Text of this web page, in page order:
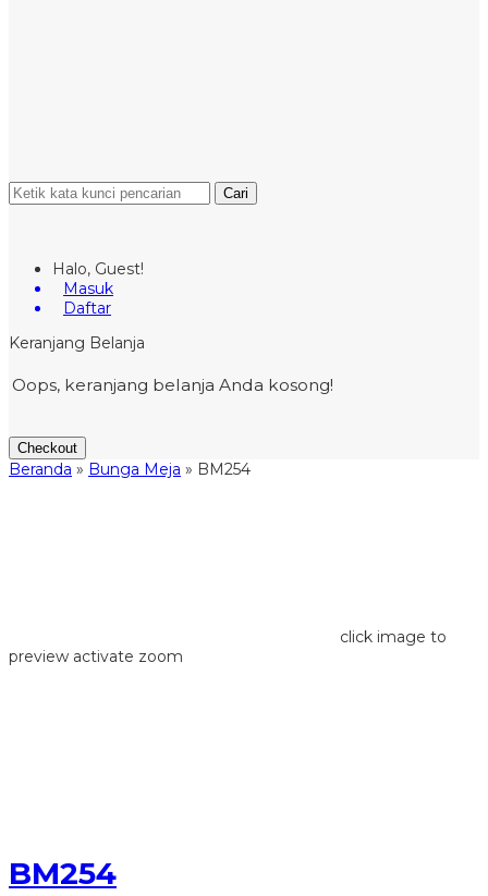
Cari
Halo, Guest!
Masuk
Daftar
Keranjang Belanja
Oops, keranjang belanja Anda kosong!
Checkout
Beranda » Bunga Meja » BM254
click image to
preview activate zoom
BM254